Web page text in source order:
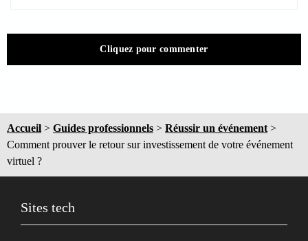
Cliquez pour commenter
Accueil > Guides professionnels > Réussir un événement >
Comment prouver le retour sur investissement de votre événement
virtuel ?
Sites tech